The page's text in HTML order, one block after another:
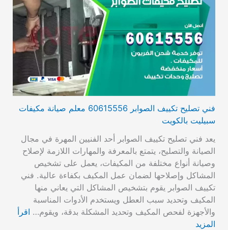
فني تصليح تكييف الصوابر 60615556 معلم صيانة مكيفات
سبيليت بالكويت
يعد فني تصليح تكييف الصوابر أحد الفنيين المهرة في مجال
الصيانة والتصليح، يتمتع بالمعرفة والمهارات اللازمة لإصلاح
وصيانة أنواع مختلفة من المكيفات، يعمل على تشخيص
المشاكل وإصلاحها لضمان عمل المكيف بكفاءة عالية. فني
تكييف الصوابر يقوم بتشخيص المشاكل التي يعاني منها
المكيف وتحديد سبب العطل ويستخدم الأدوات المناسبة
والأجهزة لفحص المكيف وتحديد المشكلة بدقة، ويقوم… اقرأ
المزيد